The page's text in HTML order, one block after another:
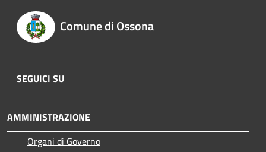
Comune di Ossona
SEGUICI SU
AMMINISTRAZIONE
Organi di Governo